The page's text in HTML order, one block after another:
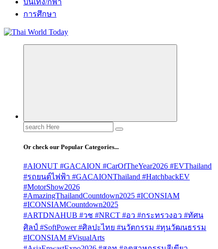
บันเทิง/กีฬา
การศึกษา
Search
for:
Or check our Popular Categories...
#AIONUT #GACAION #CarOfTheYear2026 #EVThailand
#รถยนต์ไฟฟ้า #GACAIONThailand #HatchbackEV
#MotorShow2026
#AmazingThailandCountdown2025 #ICONSIAM
#ICONSIAMCountdown2025
#ARTDNAHUB #วช #NRCT #อว #กระทรวงอว #ทัศน
ศิลป์ #SoftPower #ศิลปะไทย #นวัตกรรม #ทุนวัฒนธรรม
#ICONSIAM #VisualArts